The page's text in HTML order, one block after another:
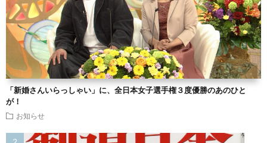
「新婚さんいらっしゃい」に、全日本女子選手権３度優勝のあのひと
が！
お知らせ